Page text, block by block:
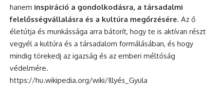
hanem inspiráció a gondolkodásra, a társadalmi
felelősségvállalásra és a kultúra megőrzésére. Az ő
életútja és munkássága arra bátorít, hogy te is aktívan részt
vegyél a kultúra és a társadalom formálásában, és hogy
mindig törekedj az igazság és az emberi méltóság
védelmére.
https://hu.wikipedia.org/wiki/Illyés_Gyula